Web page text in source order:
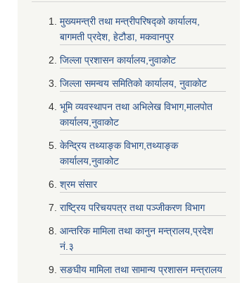
मुख्यमन्त्री तथा मन्त्रीपरिषद्को कार्यालय,
बागमती प्रदेश, हेटौडा, मकवानपुर
जिल्ला प्रशासन कार्यालय,नुवाकोट
जिल्ला समन्वय समितिको कार्यालय, नुवाकोट
भूमि व्यवस्थापन तथा अभिलेख विभाग,मालपोत
कार्यालय,नुवाकोट
केन्द्रिय तथ्याङ्क विभाग,तथ्याङ्क
कार्यालय,नुवाकोट
श्रम संसार
राष्ट्रिय परिचयपत्र तथा पञ्जीकरण विभाग
आन्तरिक मामिला तथा कानुन मन्त्रालय,प्रदेश
नं‌‍‌‍.३
सङघीय मामिला तथा सामान्य प्रशासन मन्त्रालय